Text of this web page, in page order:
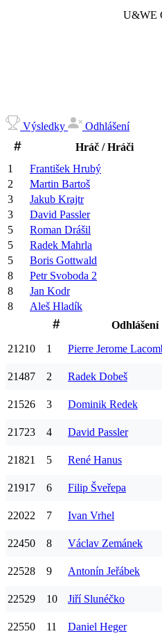
U&WE
Výsledky
Odhlášení
Hráč / Hráči
1
František Hrubý
2
Martin Bartoš
3
Jakub Krajtr
3
David Passler
5
Roman Drášil
5
Radek Mahrla
5
Boris Gottwald
8
Petr Svoboda 2
8
Jan Kodr
8
Aleš Hladík
Odhlášení
21210
1 Pierre Jerome
21487 2 Radek Dobeš
21526 3 Dominik Redek
21723 4 David Passler
21821 5 René Hanus
21917 6 Filip Šveřepa
22022 7 Ivan Vrhel
22450 8 Václav Zemánek
22528 9 Antonín Jeřábek
22529 10 Jiří Slunéčko
22550 11 Daniel Heger